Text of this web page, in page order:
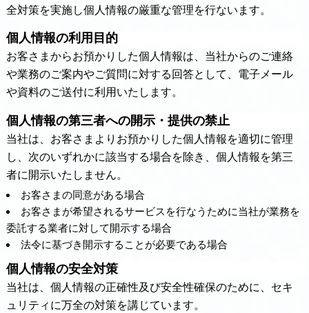
全対策を実施し個人情報の厳重な管理を行ないます。
個人情報の利用目的
お客さまからお預かりした個人情報は、当社からのご連絡
や業務のご案内やご質問に対する回答として、電子メール
や資料のご送付に利用いたします。
個人情報の第三者への開示・提供の禁止
当社は、お客さまよりお預かりした個人情報を適切に管理
し、次のいずれかに該当する場合を除き、個人情報を第三
者に開示いたしません。
お客さまの同意がある場合
お客さまが希望されるサービスを行なうために当社が業務を
委託する業者に対して開示する場合
法令に基づき開示することが必要である場合
個人情報の安全対策
当社は、個人情報の正確性及び安全性確保のために、セキ
ュリティに万全の対策を講じています。